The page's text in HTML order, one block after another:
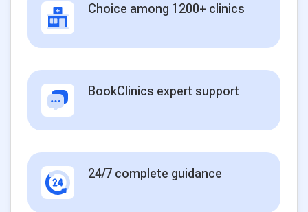
Choice among 1200+ clinics
BookClinics expert support
24/7 complete guidance